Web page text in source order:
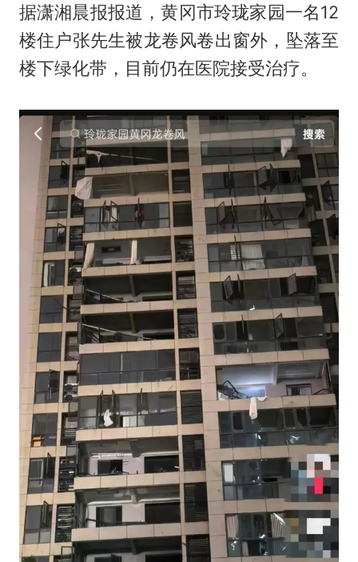
据潇湘晨报报道，黄冈市玲珑家园一名12
楼住户张先生被龙卷风卷出窗外，坠落至
楼下绿化带，目前仍在医院接受治疗。